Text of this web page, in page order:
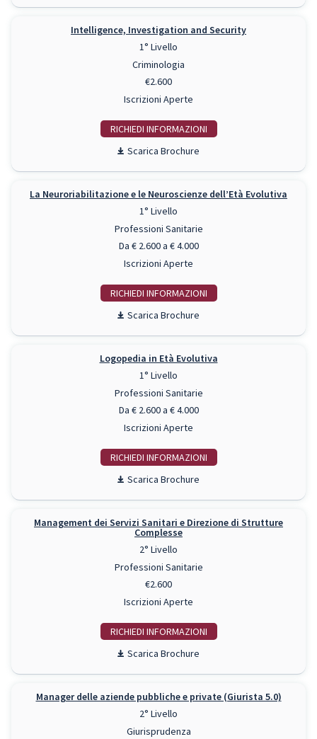
Intelligence, Investigation and Security
1° Livello
Criminologia
€2.600
Iscrizioni Aperte
RICHIEDI INFO
Scarica Brochure
La Neuroriabilitazione e le Neuroscienze dell’Età Evolutiva
1° Livello
Professioni Sanitarie
Da € 2.600 a € 4.000
Iscrizioni Aperte
RICHIEDI INFO
Scarica Brochure
Logopedia in Età Evolutiva
1° Livello
Professioni Sanitarie
Da € 2.600 a € 4.000
Iscrizioni Aperte
RICHIEDI INFO
Scarica Brochure
Management dei Servizi Sanitari e Direzione di Strutture
Complesse
2° Livello
Professioni Sanitarie
€2.600
Iscrizioni Aperte
RICHIEDI INFO
Scarica Brochure
Manager delle aziende pubbliche e private (Giurista 5.0)
2° Livello
Giurisprudenza